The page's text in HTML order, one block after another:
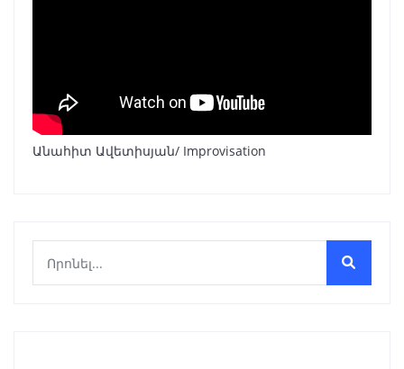
Անահիտ Ավետիսյան/ Improvisation